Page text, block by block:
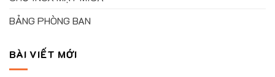
BẢNG PHÒNG BAN
BÀI VIẾT MỚI